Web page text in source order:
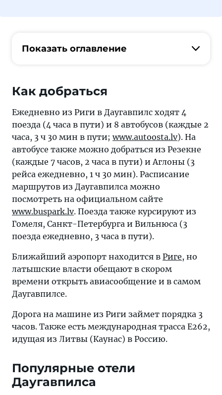
Показать оглавление
Как добраться
Ежедневно из Риги в Даугавпилс ходят 4
поезда (4 часа в пути) и 8 автобусов (каждые 2
часа, 3 ч 30 мин в пути; www.autoosta.lv). На
автобусе также можно добраться из Резекне
(каждые 7 часов, 2 часа в пути) и Аглоны (3
рейса ежедневно, 1 ч 30 мин). Расписание
маршрутов из Даугавпилса можно
посмотреть на официальном сайте
www.buspark.lv. Поезда также курсируют из
Гомеля, Санкт-Петербурга и Вильнюса (3
поезда ежедневно, 3 часа в пути).
Ближайший аэропорт находится в Риге, но
латышские власти обещают в скором
времени открыть авиасообщение и в самом
Даугавпилсе.
Дорога на машине из Риги займет порядка 3
часов. Также есть международная трасса E262,
идущая из Литвы (Каунас) в Россию.
Популярные отели
Даугавпилса